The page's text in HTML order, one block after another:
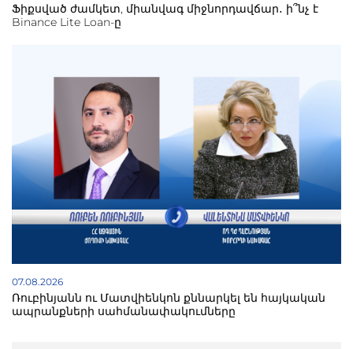
Ֆիքսված ժամկետ, միանվագ միջնորդավճար․ ի՞նչ է
Binance Lite Loan-ը
07.08.2026
Ռուբինյանն ու Մատվիենկոն քննարկել են հայկական
ապրանքների սահմանափակումները